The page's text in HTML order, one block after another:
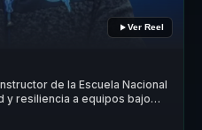
Ver Reel
de la Escuela Nacional
y resiliencia a equipos bajo